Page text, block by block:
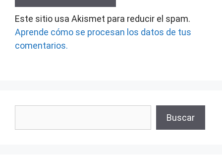
Este sitio usa Akismet para reducir el spam.
Aprende cómo se procesan los datos de tus
comentarios.
Buscar